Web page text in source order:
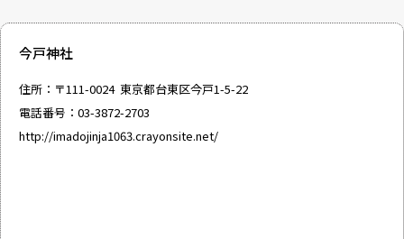
今戸神社
住所：〒111-0024 東京都台東区今戸1-5-22
電話番号：03-3872-2703
http://imadojinja1063.crayonsite.net/